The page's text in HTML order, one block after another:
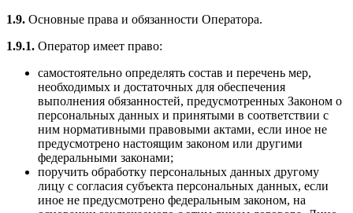
1.9. Основные права и обязанности Оператора.
1.9.1. Оператор имеет право:
самостоятельно определять состав и перечень мер,
необходимых и достаточных для обеспечения
выполнения обязанностей, предусмотренных Законом о
персональных данных и принятыми в соответствии с
ним нормативными правовыми актами, если иное не
предусмотрено настоящим законом или другими
федеральными законами;
поручить обработку персональных данных другому
лицу с согласия субъекта персональных данных, если
иное не предусмотрено федеральным законом, на